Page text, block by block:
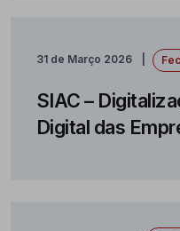
31 de Março 2026
SIAC –
Digital das